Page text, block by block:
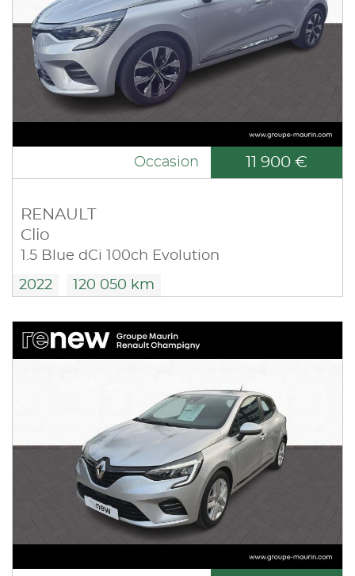
Occasion 11 900 €
RENAULT
Clio
1.5 Blue dCi 100ch Evolution
2022 120 050 km